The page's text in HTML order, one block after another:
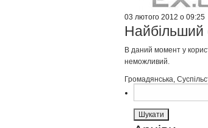
03 лютого 2012 о 09:25
Найбільший
В даний момент у
неможливий.
Громадянська,